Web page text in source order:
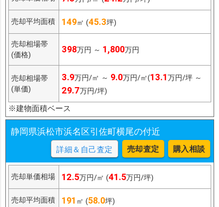
売却平均面積 149㎡ (45.3坪)
売却相場帯
(価格)
398万円 ～ 1,800万円
売却相場帯
(単価)
3.9万円/㎡ ～ 9.0万円/㎡(13.1万円/坪 ～
29.7万円/坪)
※建物面積ベース
静岡県浜松市浜名区引佐町横尾の付近
詳細＆自己査定 売却査定 購入相談
売却単価相場 12.5万円/㎡ (41.5万円/坪)
売却平均面積 191 ㎡ (58.0坪)